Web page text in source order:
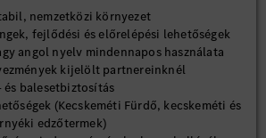
nemzetközi környezet
fejlődési és előrelépési lehetőségek
angol nyelv mindennapos használata
kijelölt partnereinknél
balesetbiztosítás
(Kecskeméti Fürdő, kecskeméti és
edzőtermek)